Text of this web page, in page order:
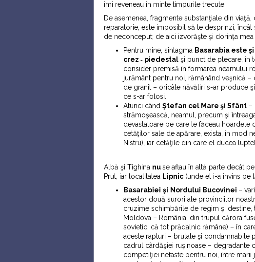
îmi reveneau în minte timpurile trecute.
De asemenea, fragmente substanţiale din viaţă,
reparatorie, este imposibil să te desprinzi,
de neconceput; de aici izvorăşte şi dorinţa
Pentru mine, sintagma Basarabia este
crez ‑ piedestal şi punct de plecare, în
consider premisă în formarea neamului
jurământ pentru noi, rămânând veşnică
de granit – oricâte năvăliri s-ar produce
ce s-ar folosi.
Atunci când Ştefan cel Mare şi Sfânt –
strămoşească, neamul, precum şi
devastatoare pe care le făceau hoardele
cetăţilor sale de apărare, exista, în mod
Nistru), iar cetăţile din care el ducea
Albă şi Tighina nuse aflau în altă parte decât
Prut, iar localitatea Lipnic (unde el i-a învins pe
Basarabiei şi Nordului Bucovinei –
acestor două surori ale provinciilor
cruzime schimbările de regim şi
Moldova – România, din trupul cărora
sovietic, că tot prădalnic rămâne) – în
aceste rapturi – brutale şi condamnabile
cadrul cârdăşiei ruşinoase – degradante
competiţiei nefaste pentru noi, între